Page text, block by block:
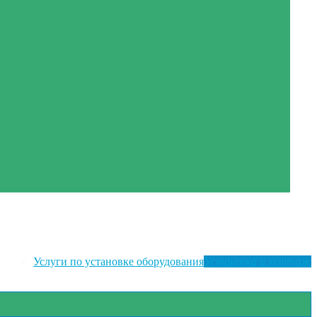
Услуги по установке оборудования